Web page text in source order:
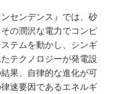
センデンス』では、砂
の潤沢な電力でコンピ
テムを動かし、シンギ
テクノロジーが発電設
果、自律的な進化が可
速要因であるエネルギ